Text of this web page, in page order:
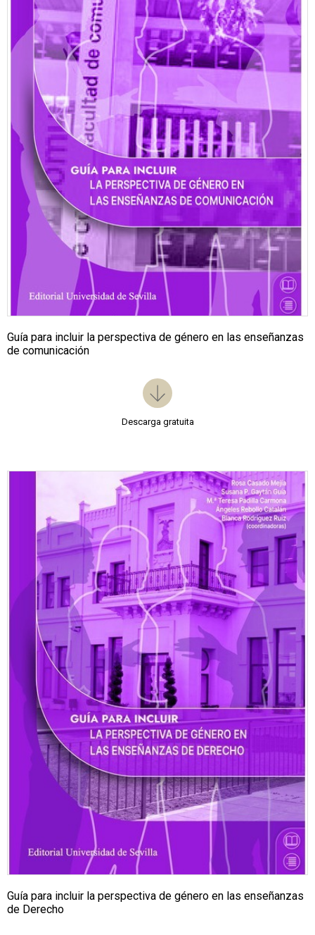
Guía para incluir la perspectiva de género en las enseñanzas
de comunicación
Descarga gratuita
Guía para incluir la perspectiva de género en las enseñanzas
de Derecho